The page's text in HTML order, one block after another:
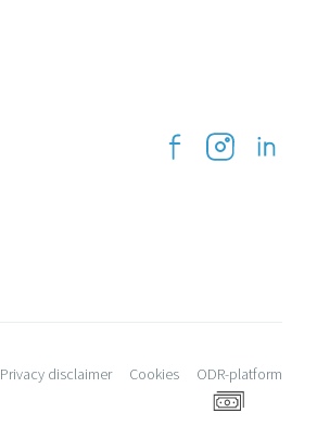
Privacy disclaimer Cookies ODR-platform